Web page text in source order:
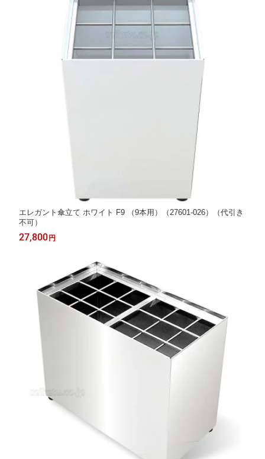
エレガント傘立て ホワイト F9 （9本用）（27601-026）（代引き
不可）
27,800 円